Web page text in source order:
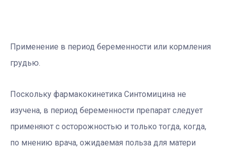
Применение в период беременности или кормления
грудью.
Поскольку фармакокинетика Синтомицина не
изучена, в период беременности препарат следует
применяют с осторожностью и только тогда, когда,
по мнению врача, ожидаемая польза для матери